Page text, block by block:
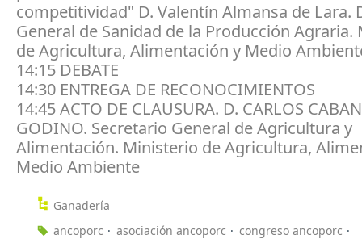
competitividad" D. Valentín Almansa de Lara.
General de Sanidad de la Producción Agraria.
de Agricultura, Alimentación y Medio
14:15 DEBATE
14:30 ENTREGA DE RECONOCIMIENTOS
14:45 ACTO DE CLAUSURA. D. CARLOS
GODINO. Secretario General de Agricultura y
Alimentación. Ministerio de Agricultura,
Medio Ambiente
Ganadería
ancoporc
asociación ancoporc
congreso ancoporc